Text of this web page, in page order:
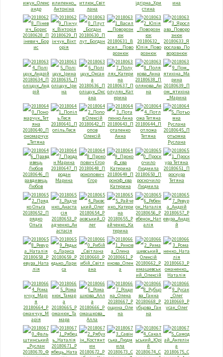
ижук_Олекс
андр
илипенко_
Антонiна
итлюк_Свiт
лана
iдгiрна_Хри
стина
ина
20180628_П
iневич_Бор
ис
20180629_П
iнчук_Вiкт
орiя
20180630_П
лут_Богдан 20180631_В
асил__Пово
рознюк
20180632_
Юлiя_Пово
рознюк
20180633_Я
рослава_По
ворознюк
20180634_П
олiщук_Анд
рiй
20180635_П
олiщук_Iри
на
20180636_П
олiщук_Окс
ана
20180637_П
олулях_Кат
ерина
20180638_П
олякова_Ан
на
20180639_П
ом_ятихiна
_Марина
20180640_П
ономарчук
_Тетяна
20180641_П
опіль Леся
20180642_П
опов
Олексій
20180643_П
отапенко
Анна
20180644_П
отложа
Тетяна
20180645_П
отьомка
Руслана
20180646_П
равдивець
Любов
20180647_П
родан
Марина
20180648_П
рокопович
Єгор
20180649_П
рокоф_єва
Катерина
20180650_П
роскочило
Людмила
20180651_П
роскура
Тетяна
20180652_П
рядко
Ольга
20180653_Р
адченко_Ан
астасiя
20180654_Р
аєвський_О
лег
20180655_Р
айченко_Ка
терина
20180656_Р
ебенок_Нат
алiя
20180657_Р
евура_Андрi
й
20180658_Р
евура_Ната
лiя
20180659_Р
едько_Лари
са
20180660_Р
ибiй_Свiтл
ана
20180661_Р
икова_Олен
а
20180662_Р
имашевськ
ий_Олексiй
20180663_Р
оманенко_
Наталiя
20180664_Р
оманчук_М
арiя
20180665_Р
оманюк_Та
мара
20180666_Р
омашкова_
Алла
20180667_Р
ощина_Оле
на
20180668_Р
убцова_Ган
на
20180669_Р
усак_Олег
20180670_Ф
20180671_Р
ябець_Ната 20180672_Р 20180673_С 20180674_С 20180675_С